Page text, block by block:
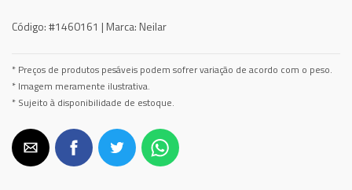
Código:#1460161 | Marca: Neilar
* Preços de produtos pesáveis podem sofrer variação de acordo com o peso.
* Imagem meramente ilustrativa.
* Sujeito à disponibilidade de estoque.